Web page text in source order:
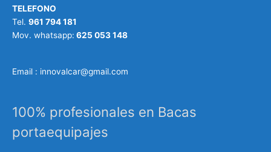
TELEFONO
Tel. 961 794 181
Mov. whatsapp: 625 053 148
Email : innovalcar@gmail.com
100% profesionales en Bacas
portaequipajes